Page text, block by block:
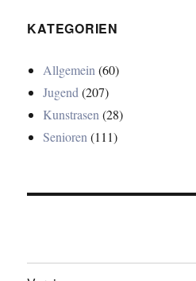
KATEGORIEN
Allgemein(60)
Jugend(207)
Kunstrasen(28)
Senioren(111)